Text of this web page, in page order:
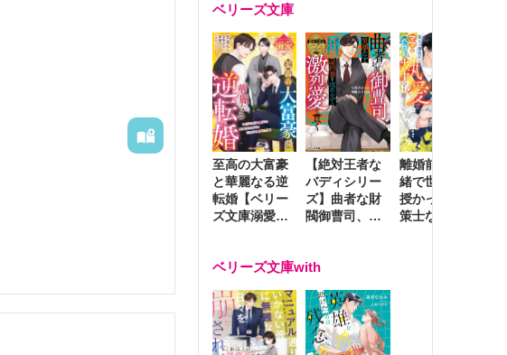
ベリーズ文庫
至高の大富豪
と華麗なる逆
転婚【ベリー
ズ文庫溺愛ア
【絶対王者な
バディシリー
ズ】曲者な財
閥御曹司、笑
激烈愛で貫く
離婚前夜に内
緒で世継ぎを
授かったら～
策士な御曹司
ベリーズ文庫with